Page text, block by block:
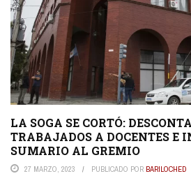
LA SOGA SE CORTÓ:
TRABAJADOS A DOCENTES E
SUMARIO AL GREMIO
27 MARZO, 2023 PUBLICADO POR BARILOCHED